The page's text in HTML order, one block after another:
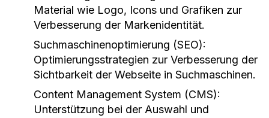
Material wie Logo, Icons und Grafiken zur
Verbesserung der Markenidentität.
Suchmaschinenoptimierung (SEO):
Optimierungsstrategien zur Verbesserung der
Sichtbarkeit der Webseite in Suchmaschinen.
Content Management System (CMS):
Unterstützung bei der Auswahl und